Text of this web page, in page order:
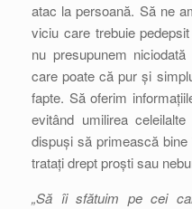
atac la persoană. Să ne
viciu care trebuie
nu presupunem
care poate că pur și
fapte. Să oferim
evitând umilirea
dispuși să primească
tratați drept proști sau
„Să îi sfătuim pe cei